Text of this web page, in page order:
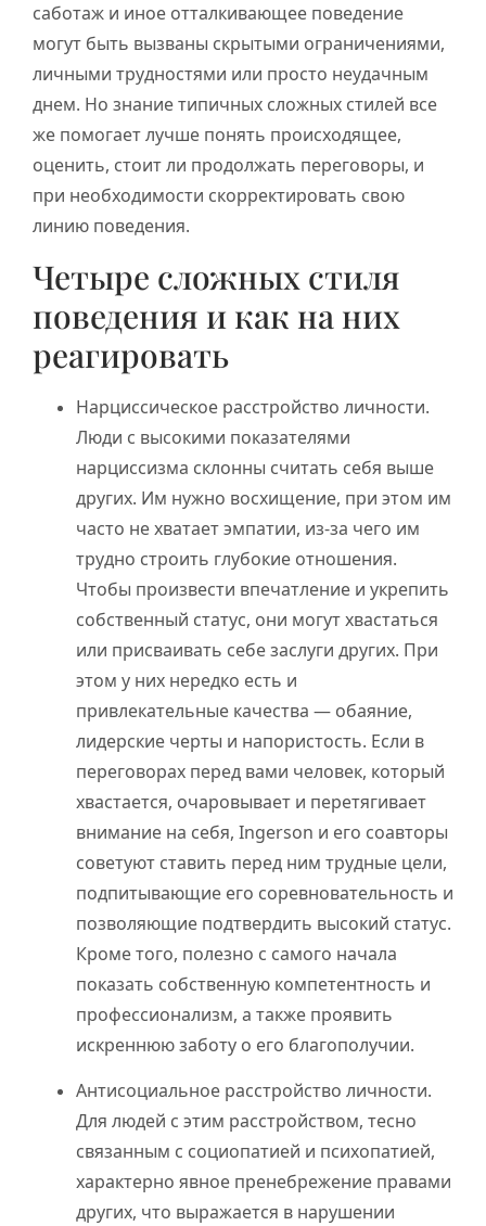
саботаж и иное отталкивающее поведение
могут быть вызваны скрытыми ограничениями,
личными трудностями или просто неудачным
днем. Но знание типичных сложных стилей все
же помогает лучше понять происходящее,
оценить, стоит ли продолжать переговоры, и
при необходимости скорректировать свою
линию поведения.
Четыре сложных стиля
поведения и как на них
реагировать
Нарциссическое расстройство личности.
Люди с высокими показателями
нарциссизма склонны считать себя выше
других. Им нужно восхищение, при этом им
часто не хватает эмпатии, из-за чего им
трудно строить глубокие отношения.
Чтобы произвести впечатление и укрепить
собственный статус, они могут хвастаться
или присваивать себе заслуги других. При
этом у них нередко есть и
привлекательные качества — обаяние,
лидерские черты и напористость. Если в
переговорах перед вами человек, который
хвастается, очаровывает и перетягивает
внимание на себя, Ingerson и его соавторы
советуют ставить перед ним трудные цели,
подпитывающие его соревновательность и
позволяющие подтвердить высокий статус.
Кроме того, полезно с самого начала
показать собственную компетентность и
профессионализм, а также проявить
искреннюю заботу о его благополучии.
Антисоциальное расстройство личности.
Для людей с этим расстройством, тесно
связанным с социопатией и психопатией,
характерно явное пренебрежение правами
других, что выражается в нарушении